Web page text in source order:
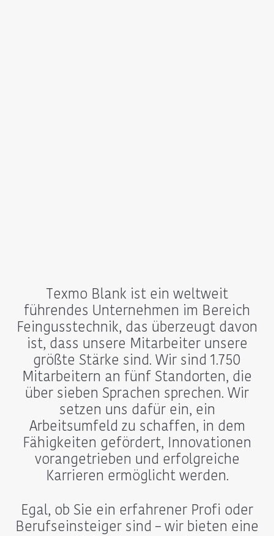
Texmo Blank ist ein weltweit
führendes Unternehmen im Bereich
Feingusstechnik, das überzeugt davon
ist, dass unsere Mitarbeiter unsere
größte Stärke sind. Wir sind 1.750
Mitarbeitern an fünf Standorten, die
über sieben Sprachen sprechen. Wir
setzen uns dafür ein, ein
Arbeitsumfeld zu schaffen, in dem
Fähigkeiten gefördert, Innovationen
vorangetrieben und erfolgreiche
Karrieren ermöglicht werden.
Egal, ob Sie ein erfahrener Profi oder
Berufseinsteiger sind – wir bieten eine